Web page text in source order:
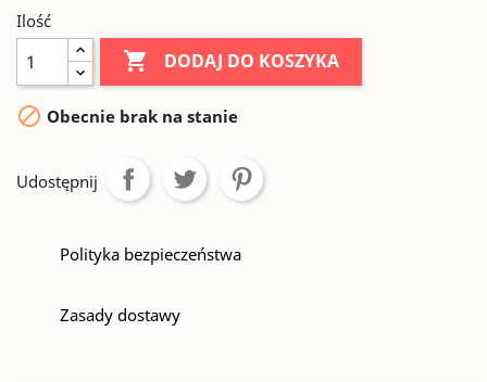
Ilość
 DODAJ DO KOSZYKA
 Obecnie brak na stanie
Udostępnij
Polityka bezpieczeństwa
Zasady dostawy